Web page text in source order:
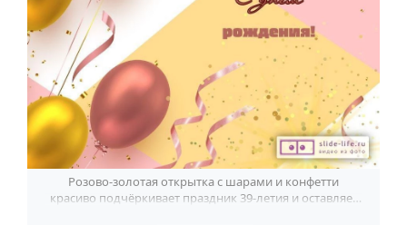
Календарь праздников
КОМУ
Женщине
Мужчине
Маме
Папе
Детям
Розово-золотая открытка с шарами и конфетти
красиво подчёркивает праздник 39-летия и оставляет